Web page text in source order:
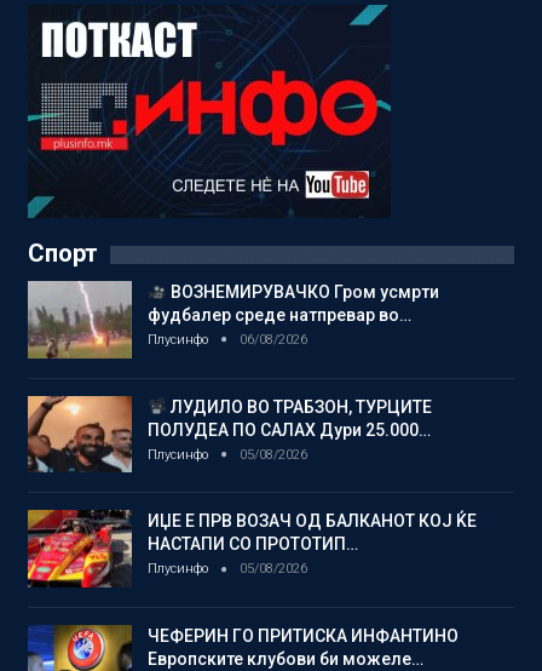
Спорт
ВОЗНЕМИРУВАЧКО Гром усмрти
фудбалер среде натпревар во…
Плусинфо 06/08/2026
ЛУДИЛО ВО ТРАБЗОН, ТУРЦИТЕ
ПОЛУДЕА ПО САЛАХ Дури 25.000…
Плусинфо 05/08/2026
ИЏЕ Е ПРВ ВОЗАЧ ОД БАЛКАНОТ КОЈ ЌЕ
НАСТАПИ СО ПРОТОТИП…
Плусинфо 05/08/2026
ЧЕФЕРИН ГО ПРИТИСКА ИНФАНТИНО
Европските клубови би можеле…